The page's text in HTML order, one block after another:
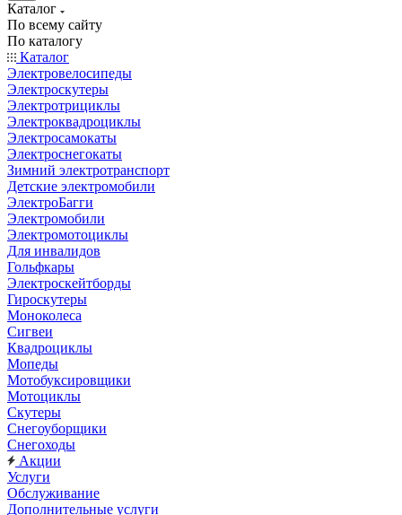
Каталог
По всему сайту
По каталогу
Каталог
Электровелосипеды
Электроскутеры
Электротрициклы
Электроквадроциклы
Электросамокаты
Электроснегокаты
Зимний электротранспорт
Детские электромобили
ЭлектроБагги
Электромобили
Электромотоциклы
Для инвалидов
Гольфкары
Электроскейтборды
Гироскутеры
Моноколеса
Сигвеи
Квадроциклы
Мопеды
Мотобуксировщики
Мотоциклы
Скутеры
Снегоуборщики
Снегоходы
Акции
Услуги
Обслуживание
Дополнительные услуги